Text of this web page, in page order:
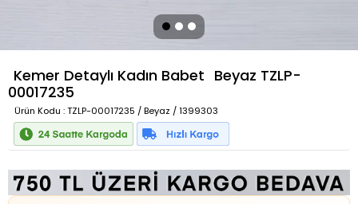
Kemer Detaylı Kadın Babet Beyaz TZLP-
00017235
Ürün Kodu : TZLP-00017235 / Beyaz / 1399303